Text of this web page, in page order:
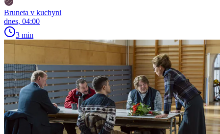
Bruneta v kuchyni
dnes, 04:00
3 min